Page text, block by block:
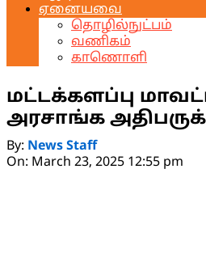
ஏனையவை
தொழில்நுட்பம்
வணிகம்
காணொளி
மட்டக்களப்பு
அரசாங்க
By: News Staff
On: March 23, 2025 12:55 pm